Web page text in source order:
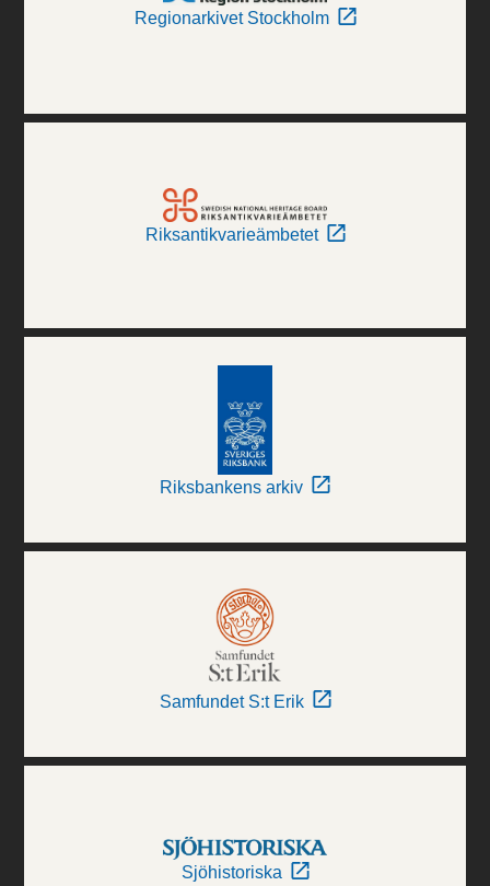
Regionarkivet Stockholm
Riksantikvarieämbetet
Riksbankens arkiv
Samfundet S:t Erik
Sjöhistoriska